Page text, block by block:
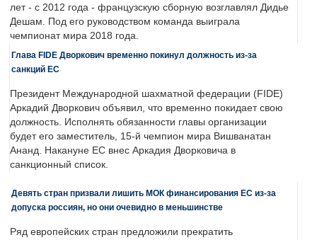
лет - с 2012 года - французскую сборную возглавлял Дидье
Дешам. Под его руководством команда выиграла
чемпионат мира 2018 года.
Глава FIDE Дворкович временно покинул должность из-за
санкций ЕС
Президент Международной шахматной федерации (FIDE)
Аркадий Дворкович объявил, что временно покидает свою
должность. Исполнять обязанности главы организации
будет его заместитель, 15-й чемпион мира Вишванатан
Ананд. Накануне ЕС внес Аркадия Дворковича в
санкционный список.
Девять стран призвали лишить МОК финансирования ЕС из-за
допуска россиян, но они очевидно в меньшинстве
Ряд европейских стран предложили прекратить